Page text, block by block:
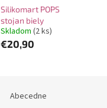
Silikomart POPS
stojan biely
Skladom (2 ks)
€20,90
Abecedne